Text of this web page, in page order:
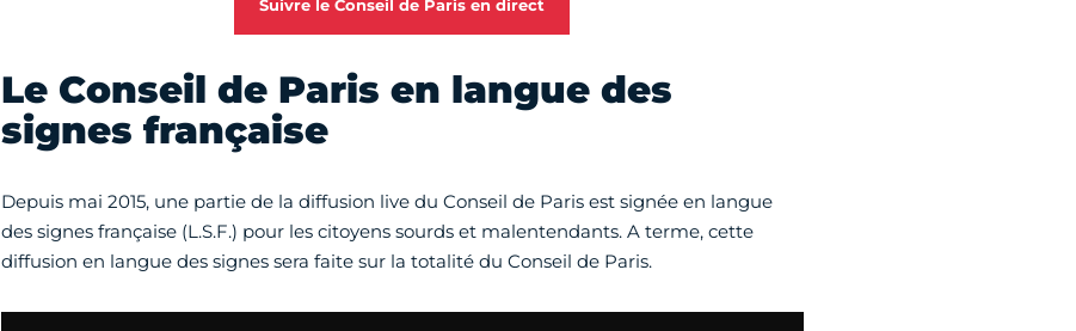
Suivre le Conseil de Paris en direct
Le Conseil de Paris en langue des
signes française
Depuis mai 2015, une partie de la diffusion live du Conseil de Paris est signée en langue
des signes française (L.S.F.) pour les citoyens sourds et malentendants. A terme, cette
diffusion en langue des signes sera faite sur la totalité du Conseil de Paris.